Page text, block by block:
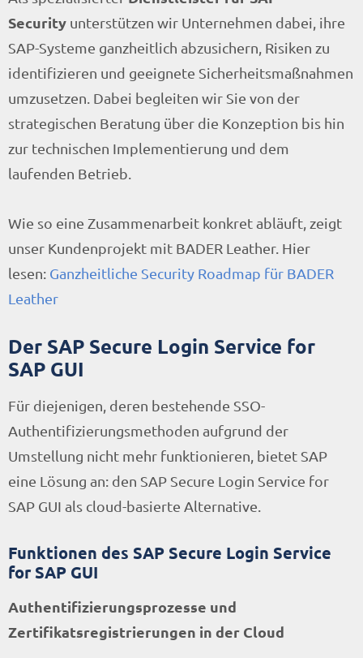
Security unterstützen wir Unternehmen dabei, ihre
SAP-Systeme ganzheitlich abzusichern, Risiken zu
identifizieren und geeignete Sicherheitsmaßnahmen
umzusetzen. Dabei begleiten wir Sie von der
strategischen Beratung über die Konzeption bis hin
zur technischen Implementierung und dem
laufenden Betrieb.
Wie so eine Zusammenarbeit konkret abläuft, zeigt
unser Kundenprojekt mit BADER Leather. Hier
lesen: Ganzheitliche Security Roadmap für BADER
Leather
Der SAP Secure Login Service for
SAP GUI
Für diejenigen, deren bestehende SSO-
Authentifizierungsmethoden aufgrund der
Umstellung nicht mehr funktionieren, bietet SAP
eine Lösung an: den SAP Secure Login Service for
SAP GUI als cloud-basierte Alternative.
Funktionen des SAP Secure Login Service
for SAP GUI
Authentifizierungsprozesse und
Zertifikatsregistrierungen in der Cloud